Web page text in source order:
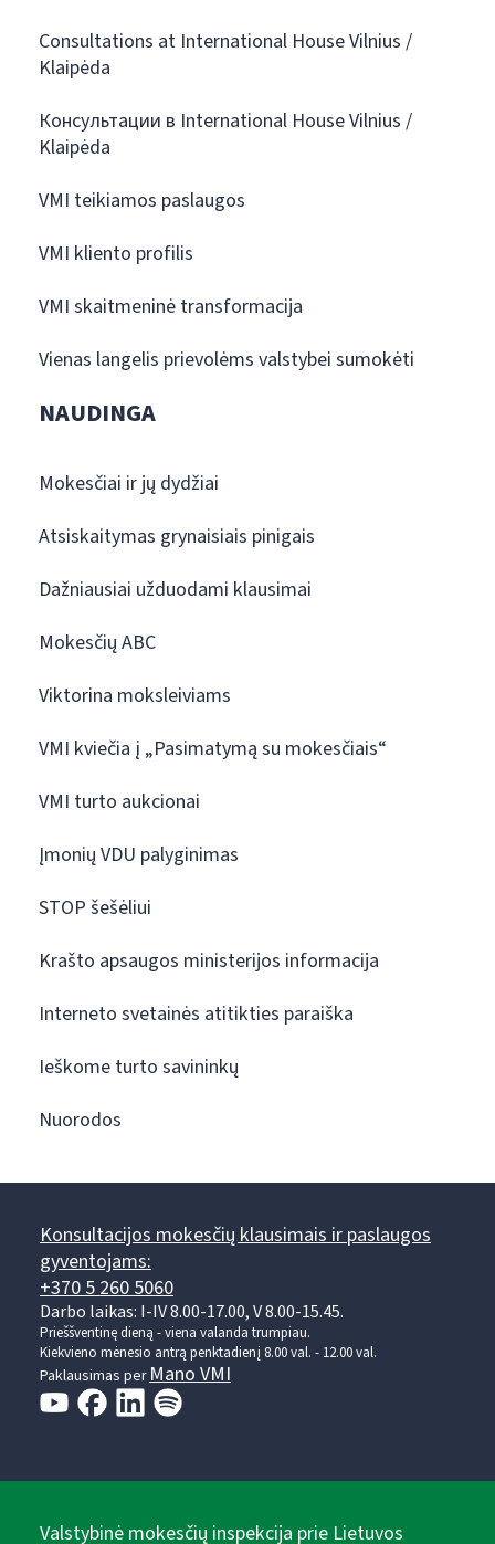
Consultations at International House Vilnius /
Klaipėda
Консультации в International House Vilnius /
Klaipėda
VMI teikiamos paslaugos
VMI kliento profilis
VMI skaitmeninė transformacija
Vienas langelis prievolėms valstybei sumokėti
NAUDINGA
Mokesčiai ir jų dydžiai
Atsiskaitymas grynaisiais pinigais
Dažniausiai užduodami klausimai
Mokesčių ABC
Viktorina moksleiviams
VMI kviečia į „Pasimatymą su mokesčiais“
VMI turto aukcionai
Įmonių VDU palyginimas
STOP šešėliui
Krašto apsaugos ministerijos informacija
Interneto svetainės atitikties paraiška
Ieškome turto savininkų
Nuorodos
Konsultacijos mokesčių klausimais ir paslaugos
gyventojams:
+370 5 260 5060
Darbo laikas: I-IV 8.00-17.00, V 8.00-15.45.
Prieššventinę dieną - viena valanda trumpiau.
Kiekvieno mėnesio antrą penktadienį 8.00 val. - 12.00 val.
Paklausimas perMano VMI
Valstybinė mokesčių inspekcija prie Lietuvos